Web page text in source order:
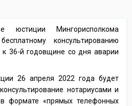
юстиции Мингорисполкома
консультированию
36-й годовщине со дня аварии
26 апреля 2022 года будет
нотариусами и
формате «прямых телефонных